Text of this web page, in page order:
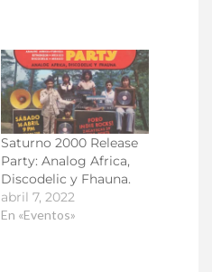
Saturno 2000 Release
Party: Analog Africa,
Discodelic y Fhauna.
abril 7, 2022
En «Eventos»